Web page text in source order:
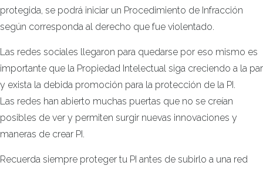
protegida, se podrá iniciar un Procedimiento de Infracción
según corresponda al derecho que fue violentado.
Las redes sociales llegaron para quedarse por eso mismo es
importante que la Propiedad Intelectual siga creciendo a la par
y exista la debida promoción para la protección de la PI.
Las redes han abierto muchas puertas que no se creían
posibles de ver y permiten surgir nuevas innovaciones y
maneras de crear PI.
Recuerda siempre proteger tu PI antes de subirlo a una red